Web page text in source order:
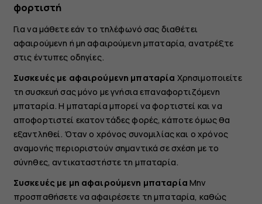
φορτιστή
Για να μάθετε εάν το τηλέφωνό σας διαθέτει
αφαιρούμενη ή μη αφαιρούμενη μπαταρία, ανατρέξτε
στις έντυπες οδηγίες.
Συσκευές με αφαιρούμενη μπαταρία Χρησιμοποιείτε
τη συσκευή σας μόνο με γνήσια επαναφορτιζόμενη
μπαταρία. Η μπαταρία μπορεί να φορτιστεί και να
αποφορτιστεί εκατοντάδες φορές, κάποτε όμως θα
εξαντληθεί. Όταν ο χρόνος συνομιλίας και ο χρόνος
αναμονής περιοριστούν σημαντικά σε σχέση με το
σύνηθες, αντικαταστήστε τη μπαταρία.
Συσκευές με μη αφαιρούμενη μπαταρία Μην
προσπαθήσετε να αφαιρέσετε τη μπαταρία, καθώς